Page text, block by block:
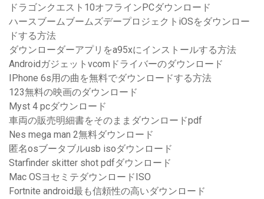
ドラゴンクエスト10オフラインPCダウンロード
ハースブームブームズデープロジェクトiOSをダウンロー
ドする方法
ダウンローダーアプリをa95xにインストールする方法
Androidガジェットvcomドライバーのダウンロード
IPhone 6s用の曲を無料でダウンロードする方法
123無料の映画のダウンロード
Myst 4 pcダウンロード
車両の販売明細書をそのままダウンロードpdf
Nes mega man 2無料ダウンロード
匿名osブータブルusb isoダウンロード
Starfinder skitter shot pdfダウンロード
Mac OSヨセミテダウンロードISO
Fortnite android最も信頼性の高いダウンロード